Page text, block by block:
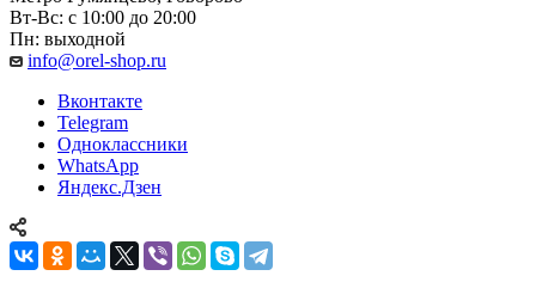
Вт-Вс: с 10:00 до 20:00
Пн: выходной
info@orel-shop.ru
Вконтакте
Telegram
Одноклассники
WhatsApp
Яндекс.Дзен